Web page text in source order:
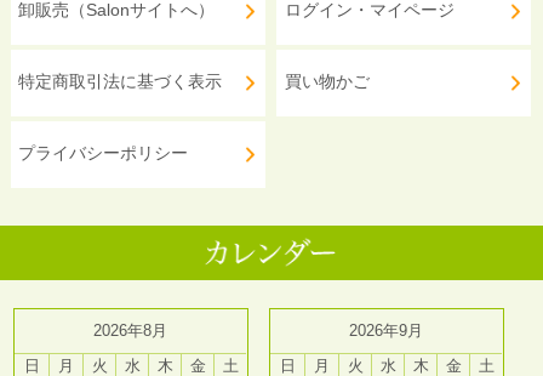
卸販売（Salonサイトへ）
特定商取引法に基づく表示
プライバシーポリシー
ログイン・マイページ
買い物かご
2026年8月
日
月 火 水 木 金
土
2026年9月
日
月 火 水 木 金
土